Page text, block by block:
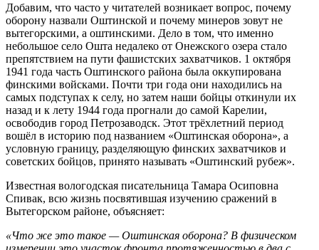
Добавим, что часто у читателей возникает вопрос, почему
оборону назвали Оштинской и почему минеров зовут не
вытегорскими, а оштинскими. Дело в том, что именно
небольшое село Ошта недалеко от Онежского озера стало
препятствием на пути фашистских захватчиков. 1 октября
1941 года часть Оштинского района была оккупирована
финскими войсками. Почти три года они находились на
самых подступах к селу, но затем наши бойцы откинули их
назад и к лету 1944 года прогнали до самой Карелии,
освободив город Петрозаводск. Этот трёхлетний период
вошёл в историю под названием «Оштинская оборона», а
условную границу, разделяющую финских захватчиков и
советских бойцов, принято называть «Оштинский рубеж».
Известная вологодская писательница Тамара Осиповна
Спивак, всю жизнь посвятившая изучению сражений в
Вытегорском районе, объясняет:
«Что же это такое — Оштинская оборона? В физическом